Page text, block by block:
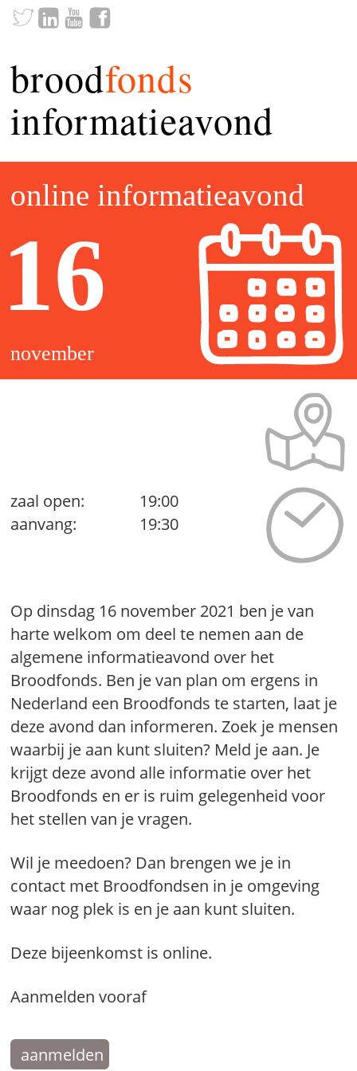
broodfonds
informatieavond
online informatieavond
16
november
zaal open:
19:00
aanvang:
19:30
Op dinsdag 16 november 2021 ben je van
harte welkom om deel te nemen aan de
algemene informatieavond over het
Broodfonds. Ben je van plan om ergens in
Nederland een Broodfonds te starten, laat je
deze avond dan informeren. Zoek je mensen
waarbij je aan kunt sluiten? Meld je aan. Je
krijgt deze avond alle informatie over het
Broodfonds en er is ruim gelegenheid voor
het stellen van je vragen.
Wil je meedoen? Dan brengen we je in
contact met Broodfondsen in je omgeving
waar nog plek is en je aan kunt sluiten.
Deze bijeenkomst is online.
Aanmelden vooraf
aanmelden